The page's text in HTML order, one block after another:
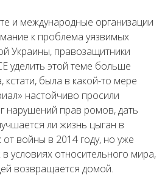
и международные организации
к проблема уязвимых
Украины, правозащитники
уделить этой теме больше
кстати, была в какой-то мере
настойчиво просили
нарушений прав ромов, дать
ли жизнь цыган в
войны в 2014 году, но уже
условиях относительного мира,
возвращается домой.